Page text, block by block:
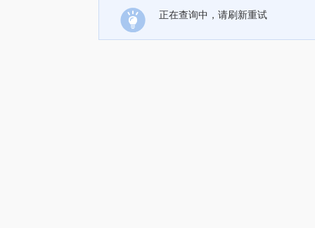
正在查询中，请刷新重试